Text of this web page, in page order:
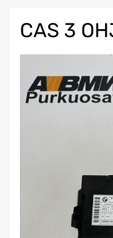
CAS 3